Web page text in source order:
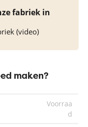
fabriek in
(video)
maken?
Voorraa
d